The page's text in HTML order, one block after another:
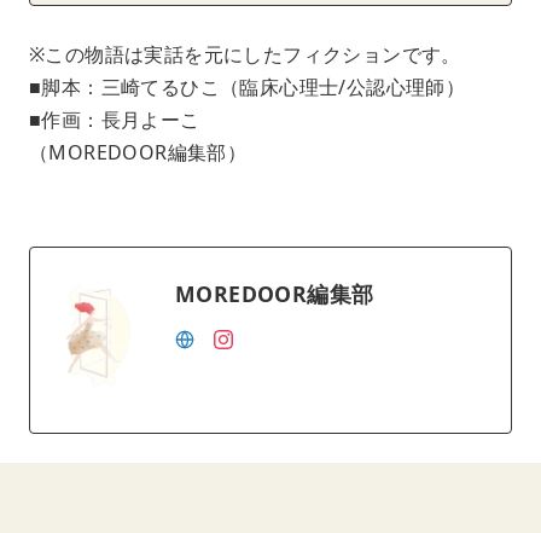
※この物語は実話を元にしたフィクションです。
■脚本：三崎てるひこ（臨床心理士/公認心理師）
■作画：長月よーこ
（MOREDOOR編集部）
MOREDOOR編集部